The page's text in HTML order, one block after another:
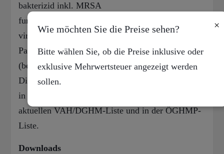
×
Wie möchten Sie die Preise sehen?
Bitte wählen Sie, ob die Preise inklusive oder
exklusive Mehrwertsteuer angezeigt werden
sollen.
bakterizid inkl. MRSA
fungizid (C.albicans) / levurozid
virusinaktivierend inkl. HBV, HIV, HCV, Rota-,
Papova-/ Polyoma- und Vaccinia-Viren
(begrenzt viruzid gem. RKI-Empfehlung)
Die Tränkflüssigkeit Descosept Spezial ist gelistet
in der
aktuellen VAH/DGHM-Liste und in der ÖGHMP-
Liste.
Downloads